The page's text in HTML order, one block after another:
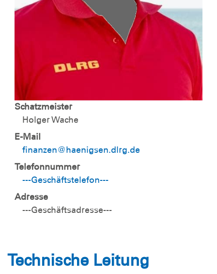
Schatzmeister
Holger Wache
E-Mail
finanzen@haenigsen.dlrg.de
Telefonnummer
---Geschäftstelefon---
Adresse
---Geschäftsadresse---
Technische Leitung